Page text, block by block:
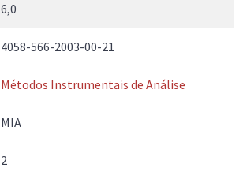
6,0
4058-566-2003-00-21
Métodos Instrumentais de Análise
MIA
2